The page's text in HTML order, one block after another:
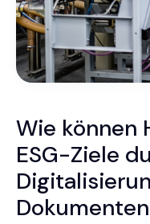
Wie können
ESG-Ziele